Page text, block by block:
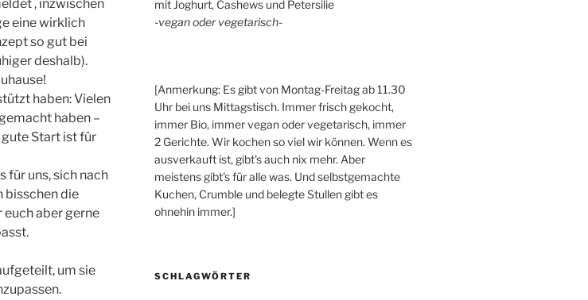
, inzwischen
eine wirklich
so gut bei
deshalb).
haben: Vielen
haben –
Start ist für
für uns, sich nach
bisschen die
aber gerne
um sie
mit Joghurt, Cashews und Petersilie
-vegan oder vegetarisch-
[Anmerkung: Es gibt von Montag-Freitag ab 11.30
Uhr bei uns Mittagstisch. Immer frisch gekocht,
immer Bio, immer vegan oder vegetarisch, immer
2 Gerichte. Wir kochen so viel wir können. Wenn es
ausverkauft ist, gibt's auch nix mehr. Aber
meistens gibt's für alle was. Und selbstgemachte
Kuchen, Crumble und belegte Stullen gibt es
ohnehin immer.]
SCHLAGWÖRTER